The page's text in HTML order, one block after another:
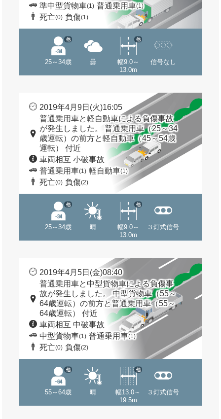
準中型貨物車(1) 普通乗用車(1)
死亡(0) 負傷(1)
25～34歳
他
曇
幅9.0～
13.0m
他
信号なし
2019年4月9日(火)16:05
普通乗用車と軽自動車による負傷事故
が発生しました。 普通乗用車（25～34
歳運転）の前方と軽自動車（45～54歳
運転） 付近
車両相互 小破事故
普通乗用車(1) 軽自動車(1)
死亡(0) 負傷(2)
25～34歳
他
晴
幅9.0～
13.0m
他
３灯式信号
2019年4月5日(金)08:40
普通乗用車と中型貨物車による負傷事
故が発生しました。 中型貨物車（55～
64歳運転）の前方と普通乗用車（55～
64歳運転） 付近
車両相互 中破事故
中型貨物車(1) 普通乗用車(1)
死亡(0) 負傷(2)
55～64歳
他
晴
幅13.0～
19.5m
他
３灯式信号